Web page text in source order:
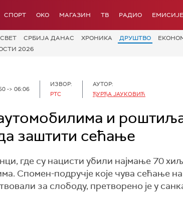
СПОРТ OKO МАГАЗИН ТВ РАДИО ЕМИСИЈЕ
СВЕТ СРБИЈА ДАНАС ХРОНИКА ДРУШТВО
2026
-> 06:06
ИЗВОР:
РТС
АУТОР:
ЂУРЂА ЈАУКОВИЋ
и
заштити сећање
где су нацисти убили најмање 70
Спомен-подручје које чува сећање
за слободу, претворено је у